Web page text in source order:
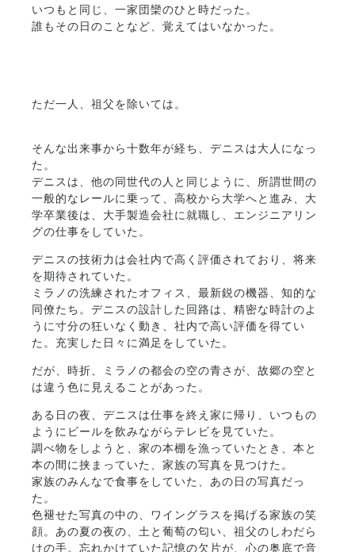
いつもと同じ、一家団欒のひと時だった。
誰もその日のことなど、覚えてはいなかった。
ただ一人、祖父を除いては。
そんな出来事から十数年が経ち、デニスは大人になっ
た。
デニスは、他の同世代の人と同じように、所謂世間の
一般的なレールに乗って、高校から大学へと進み、大
学卒業後は、大手製造会社に就職し、エンジニアリン
グの仕事をしていた。
デニスの技術力は会社内で高く評価されており、将来
を期待されていた。
ミラノの洗練されたオフィス、最新鋭の機器、知的な
同僚たち。デニスの設計した回路は、精密な時計のよ
うに寸分の狂いなく動き、社内で高い評価を得てい
た。充実した日々に満足をしていた。
だが、時折、ミラノの都会の空の青さが、故郷の空と
は違う色に見えることがあった。
ある日の夜、デニスは仕事を終え家に帰り、いつもの
ようにビールを飲みながらテレビを見ていた。
調べ物をしようと、家の本棚を漁っていたとき、本と
本の間に挟まっていた、家族の写真を見つけた。
家族のみんなで食事をしていた、あの日の写真だっ
た。
色褪せた写真の中の、ワイングラスを掲げる家族の笑
顔。あの夏の夜の、土と葡萄の匂い、祖父のしわだら
けの手。忘れかけていた記憶の欠片が、心の奥底で音